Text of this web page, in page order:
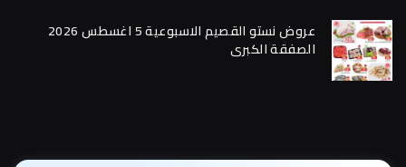
عروض نستو القصيم الاسبوعية 5 اغسطس 2026
الصفقة الكبرى